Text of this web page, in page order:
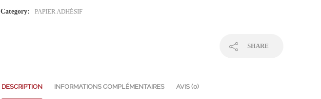
Category: PAPIER ADHÉSIF
SHARE
DESCRIPTION INFORMATIONS COMPLÉMENTAIRES AVIS (0)